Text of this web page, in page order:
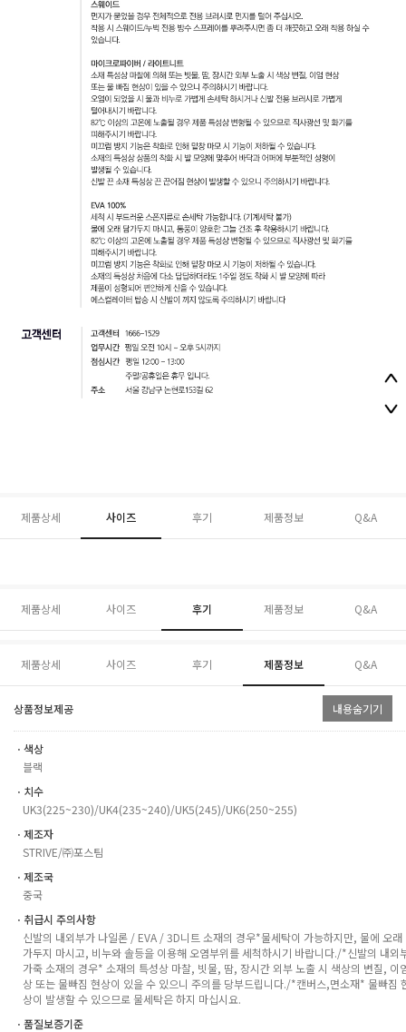
제품상세 사이즈 후기 제품정보 Q&A
제품상세 사이즈 후기 제품정보 Q&A
제품상세 사이즈 후기 제품정보 Q&A
상품정보제공 내용숨기기
ㆍ색상
블랙
ㆍ치수
UK3(225~230)/UK4(235~240)/UK5(245)/UK6(250~255)
ㆍ제조자
STRIVE/㈜포스팀
ㆍ제조국
중국
ㆍ취급시 주의사항
신발의 내외부가 나일론 / EVA / 3D니트 소재의 경우*물세탁이 가능하지만, 물에 오래
가두지 마시고, 비누와 솔등을 이용해 오염부위를 세척하시기 바랍니다./*신발의 내외
가죽 소재의 경우* 소재의 특성상 마찰, 빗물, 땀, 장시간 외부 노출 시 색상의 변질, 이
상 또는 물빠짐 현상이 있을 수 있으니 주의를 당부드립니다./*캔버스,면소재* 물빠짐
상이 발생할 수 있으므로 물세탁은 하지 마십시요.
ㆍ품질보증기준